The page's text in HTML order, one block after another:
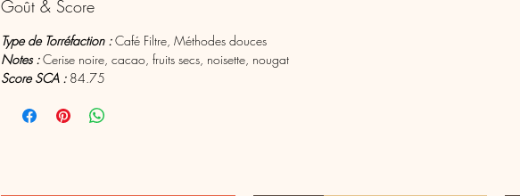
Goût & Score
Type de Torréfaction :Café Filtre, Méthodes douces
Notes :Cerise noire, cacao, fruits secs, noisette, nougat
Score SCA :84.75